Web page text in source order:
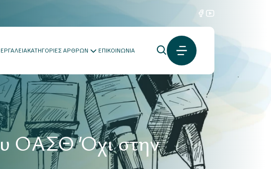
ΚΑΤΗΓΟΡΙΕΣ ΑΡΘΡΩΝ ΕΠΙΚΟΙΝΩΝΙΑ
ΟΑΣΘ Όχι στην